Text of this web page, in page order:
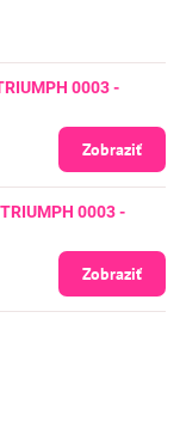
0003 -
Zobraziť
0003 -
Zobraziť